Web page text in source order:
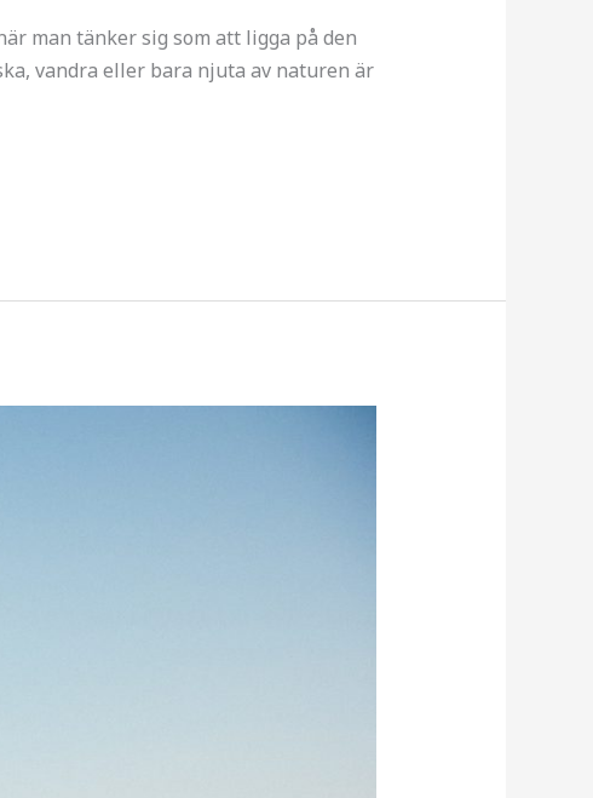
man tänker sig som att ligga på den
vandra eller bara njuta av naturen är